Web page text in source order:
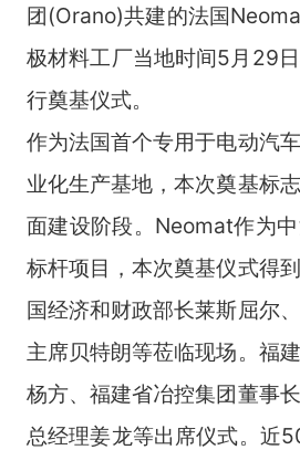
团(Orano)共建的法国
极材料工厂当地时间5月29
行奠基仪式。
作为法国首个专用于电动汽
业化生产基地，本次奠基标
面建设阶段。Neomat作为
标杆项目，本次奠基仪式得
国经济和财政部长莱斯屈尔
主席贝特朗等莅临现场。福
杨方、福建省冶控集团董事
总经理姜龙等出席仪式。近